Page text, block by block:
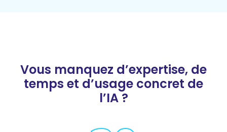
Vous manquez d’expertise, de
temps et d’usage concret de
l’IA ?